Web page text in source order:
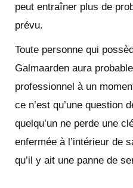
peut entraîner plus de
prévu.
Toute personne qui
Galmaarden aura
professionnel à un
ce n’est qu’une question
quelqu’un ne perde une
enfermée à l’intérieur de
qu’il y ait une panne de